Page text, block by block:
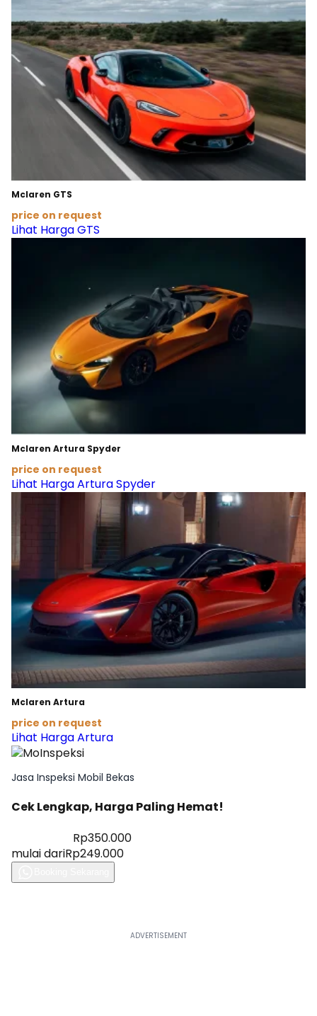
Mclaren GTS
price on request
Lihat Harga GTS
Mclaren Artura Spyder
price on request
Lihat Harga Artura Spyder
Mclaren Artura
price on request
Lihat Harga Artura
Jasa Inspeksi Mobil Bekas
Cek Lengkap, Harga Paling Hemat!
Rp350.000
mulai dariRp249.000